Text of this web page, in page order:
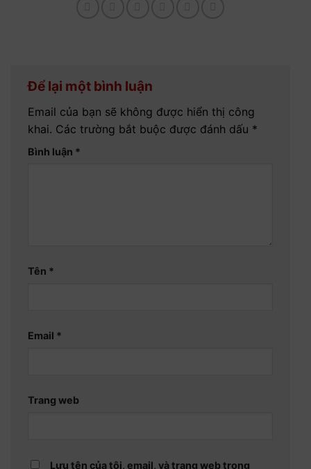
Để lại một bình luận
Email của bạn sẽ không được hiển thị công
khai. Các trường bắt buộc được đánh dấu *
Bình luận *
Tên *
Email *
Trang web
Lưu tên của tôi, email, và trang web trong